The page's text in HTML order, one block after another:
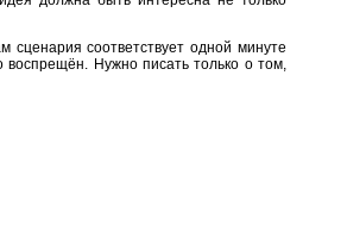
соответствует одной минуте
воспрещён. Нужно писать только о том,